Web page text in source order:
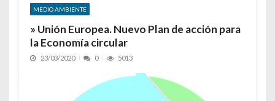
MEDIO AMBIENTE
» Unión Europea. Nuevo Plan de acción para
la Economía circular
23/03/2020 0 5013